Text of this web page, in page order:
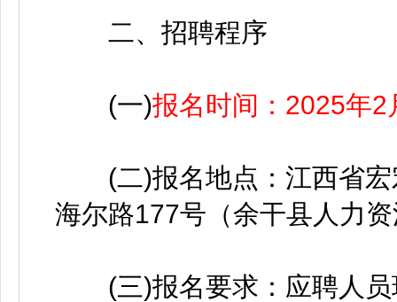
二、招聘程序
(一)报名时间：2025年
(二)报名地点：江西省宏
海尔路177号（余干县人力
(三)报名要求：应聘人员